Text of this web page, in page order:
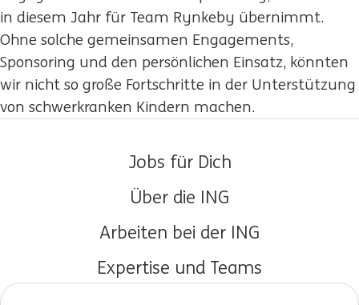
in diesem Jahr für Team Rynkeby übernimmt.
Ohne solche gemeinsamen Engagements,
Sponsoring und den persönlichen Einsatz, könnten
wir nicht so große Fortschritte in der Unterstützung
von schwerkranken Kindern machen.
Jobs für Dich
Über die ING
Arbeiten bei der ING
Expertise und Teams